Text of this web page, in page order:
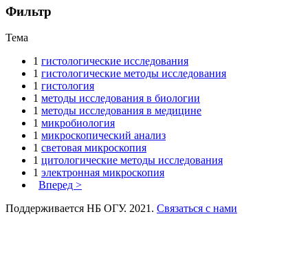
Фильтр
Тема
1 гистологические исследования
1 гистологические методы исследования
1 гистология
1 методы исследования в биологии
1 методы исследования в медицине
1 микробиология
1 микроскопический анализ
1 световая микроскопия
1 цитологические методы исследования
1 электронная микроскопия
Вперед >
Поддерживается НБ ОГУ. 2021. Связаться с нами